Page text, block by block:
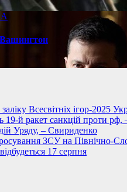
Вашингтон
Всесвітніх ігор-2025
19-й ракет санкцій проти
Уряду, – Свириденко
ЗСУ на Північно-
17 серпня